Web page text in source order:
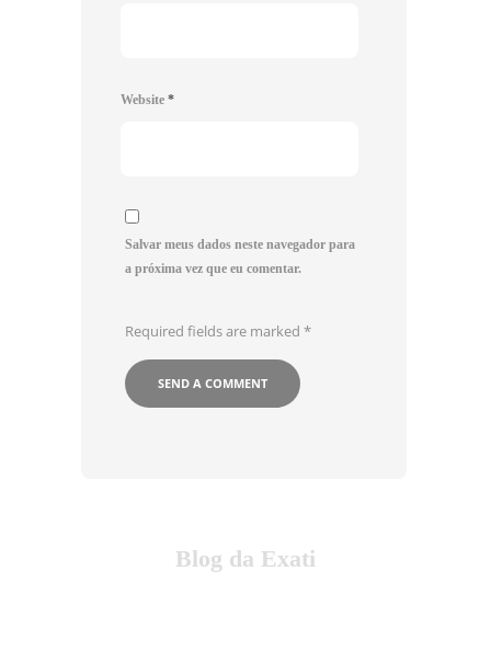
Website *
Salvar meus dados neste navegador para
a próxima vez que eu comentar.
Required fields are marked *
Blog da Exati